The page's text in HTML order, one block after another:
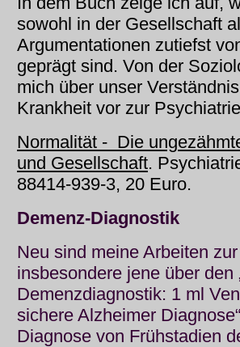
sowohl in der Gesellschaft
Argumentationen zutiefst
geprägt sind. Von der
mich über unser
Krankheit vor zur
Normalität - Die
und Gesellschaft.
88414-939-3, 20 Euro.
Demenz-Diagnostik
Neu sind meine Arbeiten
insbesondere jene über den
Demenzdiagnostik: 1 ml
sichere Alzheimer
Diagnose von Frühstadien